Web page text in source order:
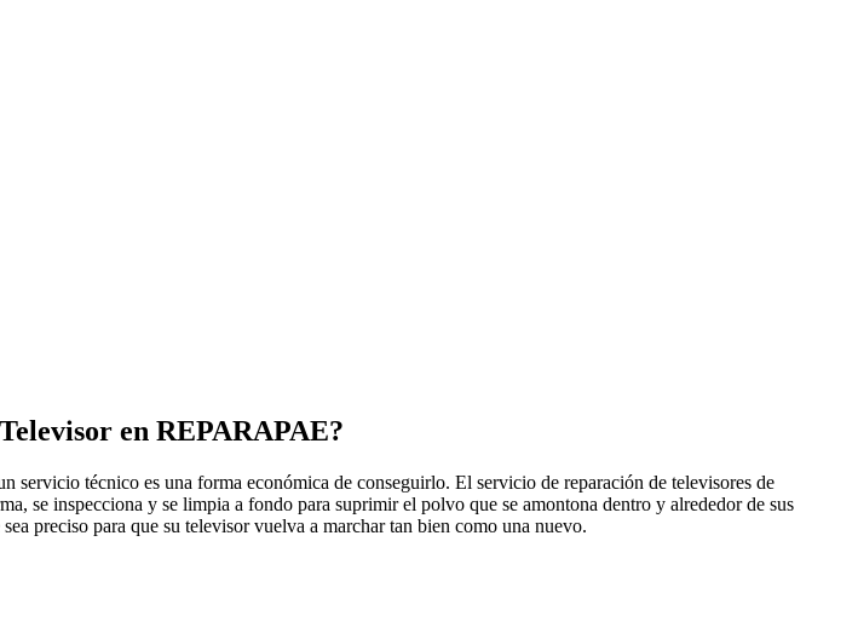
en REPARAPAE?
técnico es una forma económica de conseguirlo. El servicio de reparación de televisores de
se inspecciona y se limpia a fondo para suprimir el polvo que se amontona dentro y alrededor de sus
preciso para que su televisor vuelva a marchar tan bien como una nuevo.